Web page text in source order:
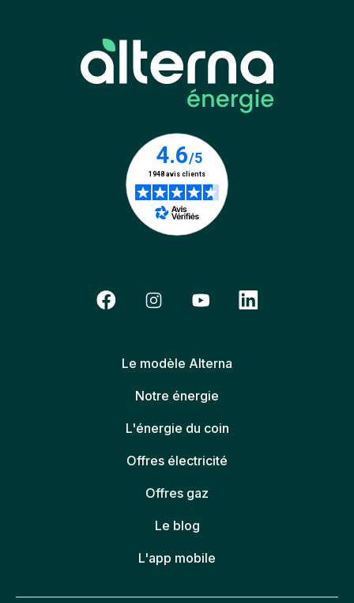
Le modèle Alterna
Notre énergie
L'énergie du coin
Offres électricité
Offres gaz
Le blog
L'app mobile